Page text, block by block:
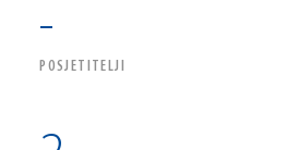
-
POSJETITELJI